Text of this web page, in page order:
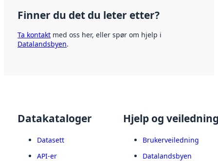
Finner du det du leter etter?
Ta kontakt med oss her, eller spør om hjelp i
Datalandsbyen.
Datakataloger
Datasett
API-er
Hjelp og
Brukerveiledning
Datalandsbyen